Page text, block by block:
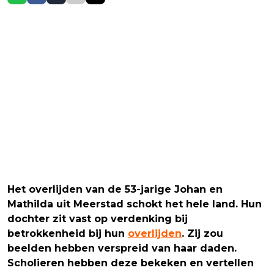
Het overlijden van de 53-jarige Johan en
Mathilda uit Meerstad schokt het hele land. Hun
dochter zit vast op verdenking bij
betrokkenheid bij hun overlijden. Zij zou
beelden hebben verspreid van haar daden.
Scholieren hebben deze bekeken en vertellen